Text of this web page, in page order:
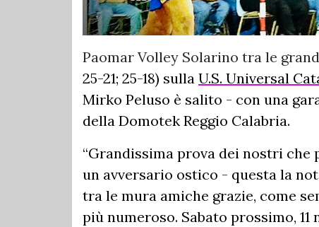
Paomar Volley Solarino tra le
25-21; 25-18) sulla U.S. Universal
Mirko Peluso è salito - con una
della Domotek Reggio Calabria.
“Grandissima prova dei nostri
un avversario ostico - questa la
tra le mura amiche grazie, come
più numeroso. Sabato prossimo,